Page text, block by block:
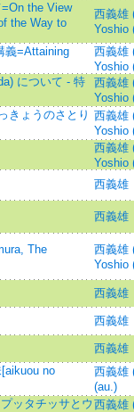
the View
the Way to
西義雄
Yoshio
義=Attaining
西義雄
Yoshio
について - 特
西義雄
Yoshio
きょうのさとり 西義雄
Yoshio
西義雄
Yoshio
西義雄
西義雄
The
西義雄
Yoshio
西義雄
西義雄
西義雄
no
西義雄
(au.)
ッタチッサとウ西義雄